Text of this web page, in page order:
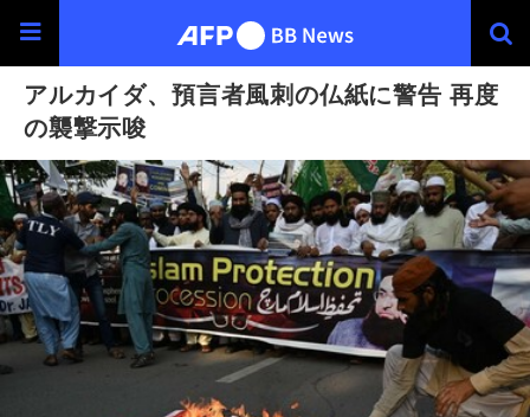
アルカイダ、預言者風刺の仏紙に警告 再度
の襲撃示唆